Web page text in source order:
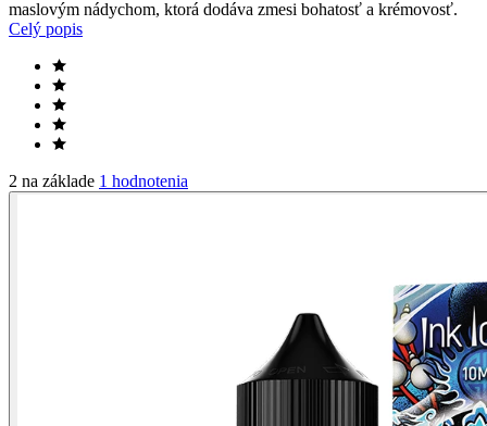
maslovým nádychom, ktorá dodáva zmesi bohatosť a krémovosť.
Celý popis
2 na základe 1 hodnotenia